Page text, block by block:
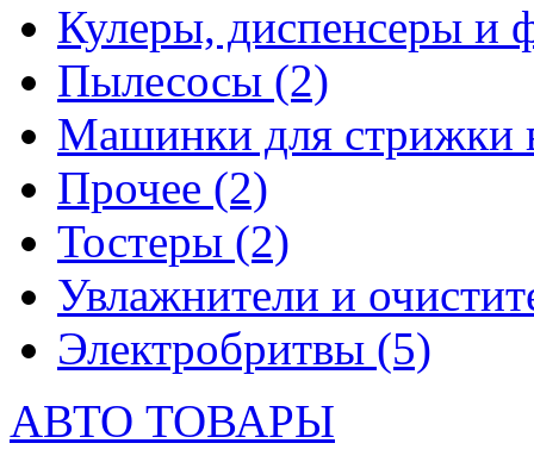
Кулеры, диспенсеры и
Пылесосы (2)
Машинки для стрижки
Прочее (2)
Тостеры (2)
Увлажнители и
Электробритвы (5)
АВТО ТОВАРЫ